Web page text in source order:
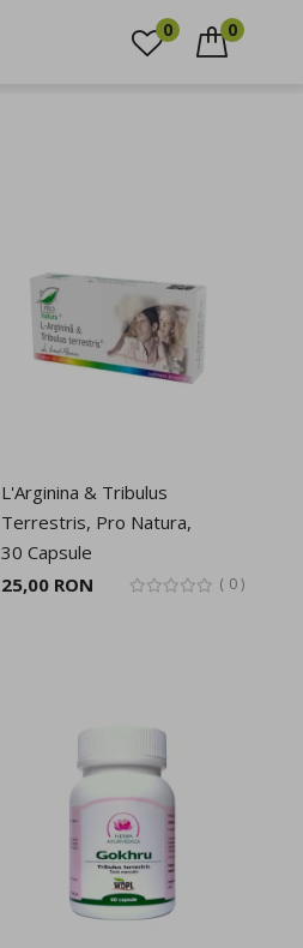
0744.351.349
0
0
L'Arginina & Tribulus
Terrestris, Pro Natura,
30 Capsule
0
25,00 RON